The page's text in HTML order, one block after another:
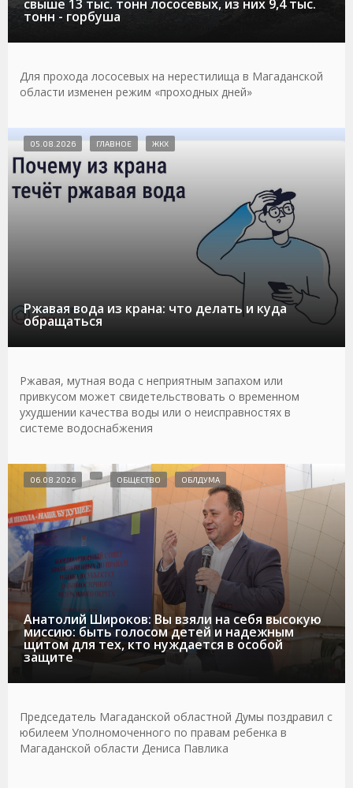
свыше 13 тыс. тонн лососевых, из них 9,4 тыс.
тонн - горбуша
Для прохода лососевых на нерестилища в Магаданской
области изменен режим «проходных дней»
Ржавая вода из крана: что делать и куда
обращаться
05.08.2026 ГЛАВНОЕ ЖКХ
Ржавая, мутная вода с неприятным запахом или
привкусом может свидетельствовать о временном
ухудшении качества воды или о неисправностях в
системе водоснабжения
Анатолий Широков: Вы взяли на себя высокую
миссию: быть голосом детей и надежным
щитом для тех, кто нуждается в особой
защите
06.08.2026 ОБЩЕСТВО ОБЛДУМА
Председатель Магаданской областной Думы поздравил с
юбилеем Уполномоченного по правам ребенка в
Магаданской области Дениса Павлика